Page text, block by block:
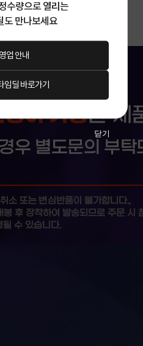
수량으로 열리는
도 만나보세요
업 안내
임딜 바로가기
닫기